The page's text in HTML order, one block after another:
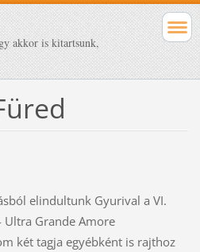
akkor is kitartsunk,
elindultunk Gyurival a VI.
Ultra Grande Amore
két tagja egyébként is rajthoz